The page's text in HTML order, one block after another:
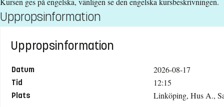
Studietakt:Helfart
Nivå:Grundnivå
Studieform:Campusförlagd
Undervisningstid:Dagtid
Anmälningskod
Antal platser
Uppropsinformation
Uppropsinformation
Datum 2026-08-17
Tid 12:15
Plats
Linköping, Hus A.,